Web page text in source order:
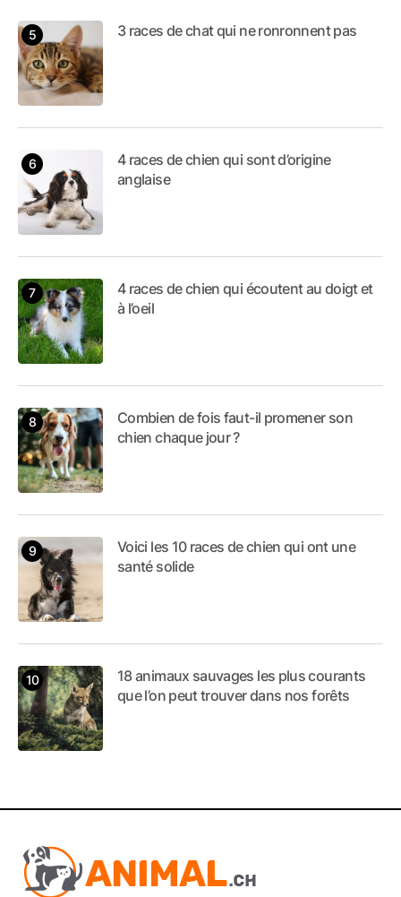
3 races de chat qui ne ronronnent pas
4 races de chien qui sont d’origine
anglaise
4 races de chien qui écoutent au doigt et
à l’oeil
Combien de fois faut-il promener son
chien chaque jour ?
Voici les 10 races de chien qui ont une
santé solide
18 animaux sauvages les plus courants
que l’on peut trouver dans nos forêts